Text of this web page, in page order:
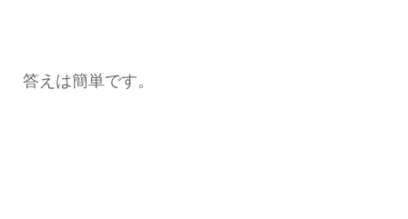
答えは簡単です。